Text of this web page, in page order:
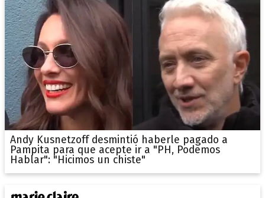
Andy Kusnetzoff desmintió haberle pagado a
Pampita para que acepte ir a "PH, Podemos
Hablar": "Hicimos un chiste"